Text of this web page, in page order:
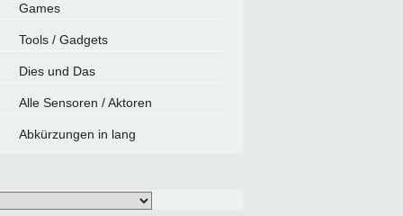
Games
Tools / Gadgets
Dies und Das
Alle Sensoren / Aktoren
Abkürzungen in lang